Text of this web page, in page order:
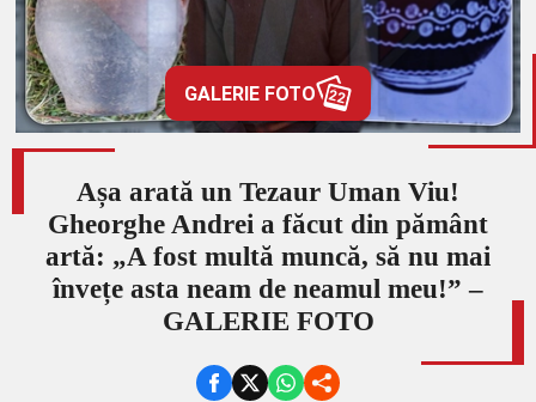
GALERIE FOTO 22
Așa arată un Tezaur Uman Viu!
Gheorghe Andrei a făcut din pământ
artă: „A fost multă muncă, să nu mai
învețe asta neam de neamul meu!” –
GALERIE FOTO